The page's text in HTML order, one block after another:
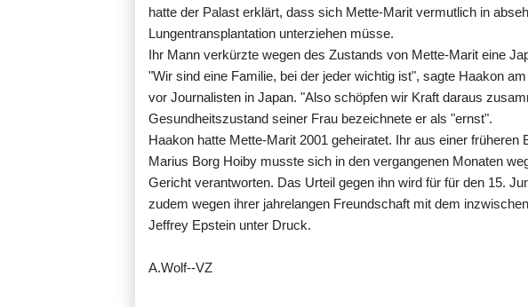
hatte der Palast erklärt, dass sich Mette-Marit vermutlich in
Lungentransplantation unterziehen müsse.
Ihr Mann verkürzte wegen des Zustands von Mette-Marit eine
"Wir sind eine Familie, bei der jeder wichtig ist", sagte Haakon
vor Journalisten in Japan. "Also schöpfen wir Kraft daraus
Gesundheitszustand seiner Frau bezeichnete er als "ernst".
Haakon hatte Mette-Marit 2001 geheiratet. Ihr aus einer früheren
Marius Borg Hoiby musste sich in den vergangenen Monaten
Gericht verantworten. Das Urteil gegen ihn wird für für den 15.
zudem wegen ihrer jahrelangen Freundschaft mit dem
Jeffrey Epstein unter Druck.
A.Wolf--VZ